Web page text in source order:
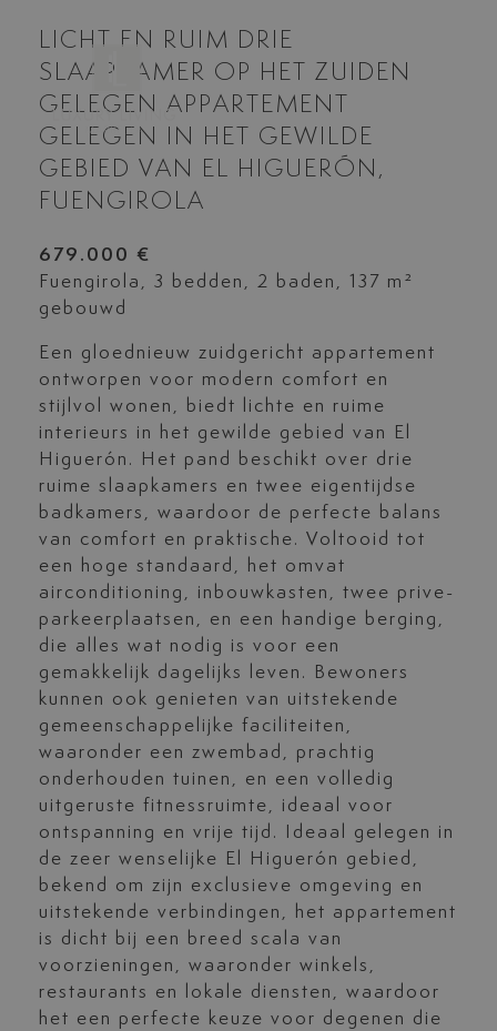
LICHT EN RUIM DRIE
SLAAPKAMER OP HET ZUIDEN
GELEGEN APPARTEMENT
GELEGEN IN HET GEWILDE
GEBIED VAN EL HIGUERÓN,
FUENGIROLA
679.000 €
Fuengirola, 3 bedden, 2 baden, 137 m²
gebouwd
Een gloednieuw zuidgericht appartement
ontworpen voor modern comfort en
stijlvol wonen, biedt lichte en ruime
interieurs in het gewilde gebied van El
Higuerón. Het pand beschikt over drie
ruime slaapkamers en twee eigentijdse
badkamers, waardoor de perfecte balans
van comfort en praktische. Voltooid tot
een hoge standaard, het omvat
airconditioning, inbouwkasten, twee prive-
parkeerplaatsen, en een handige berging,
die alles wat nodig is voor een
gemakkelijk dagelijks leven. Bewoners
kunnen ook genieten van uitstekende
gemeenschappelijke faciliteiten,
waaronder een zwembad, prachtig
onderhouden tuinen, en een volledig
uitgeruste fitnessruimte, ideaal voor
ontspanning en vrije tijd. Ideaal gelegen in
de zeer wenselijke El Higuerón gebied,
bekend om zijn exclusieve omgeving en
uitstekende verbindingen, het appartement
is dicht bij een breed scala van
voorzieningen, waaronder winkels,
restaurants en lokale diensten, waardoor
het een perfecte keuze voor degenen die